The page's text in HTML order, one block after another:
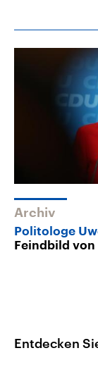
Archiv
Politologe
Feindbild
Entdecken